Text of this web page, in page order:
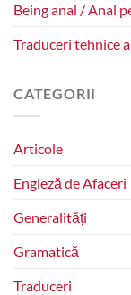
Being anal / Anal
Traduceri tehnice
CATEGORII
Articole
Engleză de Afaceri
Generalități
Gramatică
Traduceri